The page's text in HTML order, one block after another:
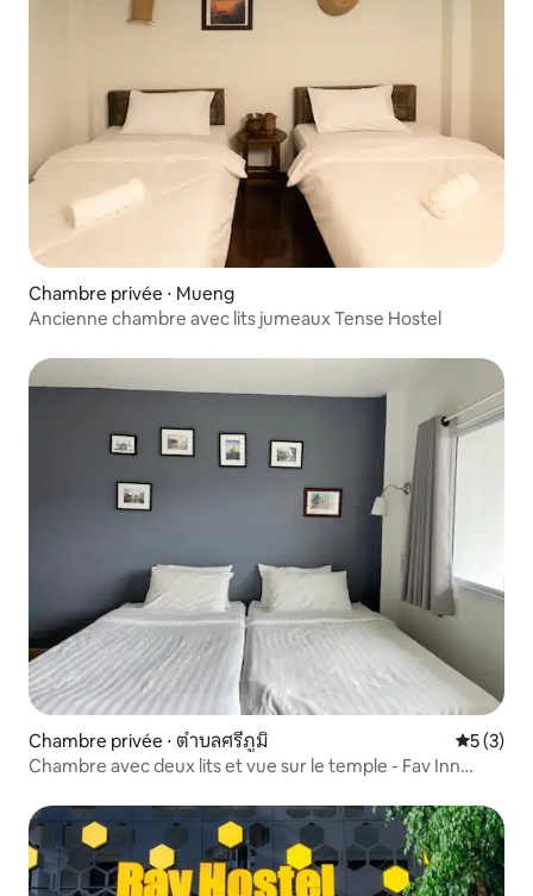
Chambre privée ⋅ Mueng
Ancienne chambre avec lits jumeaux Tense Hostel
Chambre privée ⋅ ตำบลศรีภูมิ
5 (3)
Chambre avec deux lits et vue sur le temple - Fav Inn